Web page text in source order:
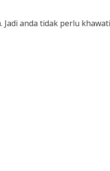
anda tidak perlu